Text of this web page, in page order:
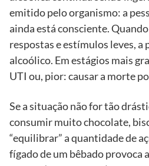
emitido pelo organismo: a
ainda está consciente.
respostas e estímulos leves, a
alcoólico. Em estágios mais
UTI ou, pior: causar a morte
Se a situação não for tão
consumir muito chocolate,
“equilibrar” a quantidade de
fígado de um bêbado provoca